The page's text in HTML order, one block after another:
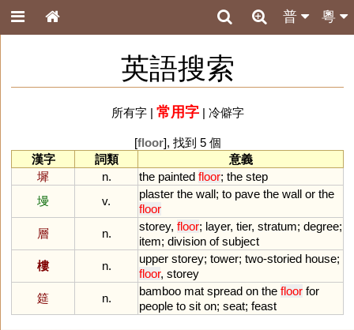
粵
普
英語搜索
所有字| 常用字| 冷僻字
[floor], 找到 5 個
漢字
詞類
意義
墀
n. the painted floor; the step
墁
v.
plaster the wall; to pave the wall or the
floor
層
n.
storey, floor; layer, tier, stratum; degree;
item; division of subject
樓
n.
upper storey; tower; two-storied house;
floor, storey
筵
n.
bamboo mat spread on the floor for
people to sit on; seat; feast